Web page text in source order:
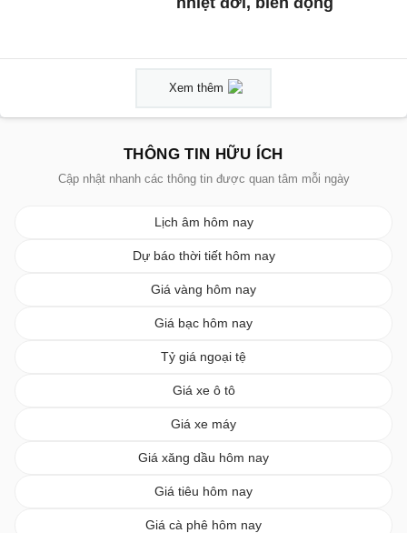
Xem thêm
THÔNG TIN HỮU ÍCH
Cập nhật nhanh các thông tin được quan tâm mỗi ngày
Lịch âm hôm nay
Dự báo thời tiết hôm nay
Giá vàng hôm nay
Giá bạc hôm nay
Tỷ giá ngoại tệ
Giá xe ô tô
Giá xe máy
Giá xăng dầu hôm nay
Giá tiêu hôm nay
Giá cà phê hôm nay